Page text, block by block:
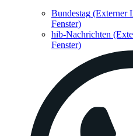
Bundestag (Externer
Fenster)
hib-Nachrichten
Fenster)